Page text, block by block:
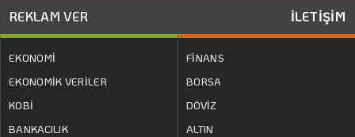
REKLAM VER İLETİŞİM
EKONOMİ
EKONOMİK VERİLER
KOBİ
BANKACILIK
FİNANS
BORSA
DÖVİZ
ALTIN